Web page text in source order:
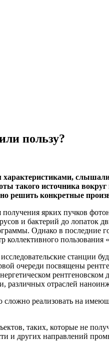
пользу?
такого источника
решить конкретные
ярких пучков
и бактерий до лопаток
Однако в последние
станции
очереди посвящены
различных отраслей
реализовать на
таких, которые не
и других направлений